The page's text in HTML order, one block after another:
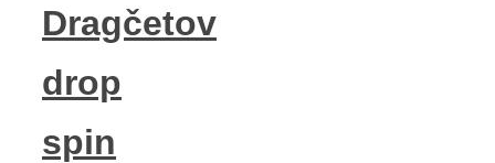
Dragčetov
drop
spin